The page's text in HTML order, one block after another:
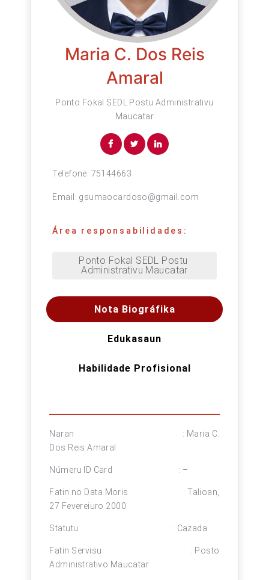
Maria C. Dos Reis
Amaral
Ponto Fokal SEDL Postu Administrativu
Maucatar
Telefone: 75144663
Email: gsumaocardoso@gmail.com
Área responsabilidades:
Ponto Fokal SEDL Postu
Administrativu Maucatar
Nota Biográfika
Edukasaun
Habilidade Profisional
Naran : Maria C.
Dos Reis Amaral
Númeru ID Card : –
Fatin no Data Moris : Talioan,
27 Fevereiuro 2000
Statutu : Cazada
Fatin Servisu : Posto
Administrativo Maucatar